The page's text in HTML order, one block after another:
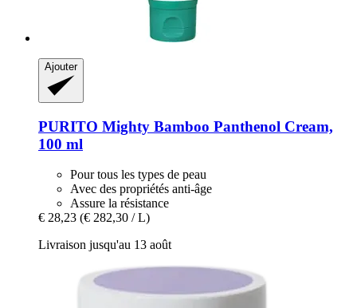
Ajouter
PURITO Mighty Bamboo Panthenol Cream,
100 ml
Pour tous les types de peau
Avec des propriétés anti-âge
Assure la résistance
€ 28,23 (€ 282,30 / L)
Livraison jusqu'au 13 août